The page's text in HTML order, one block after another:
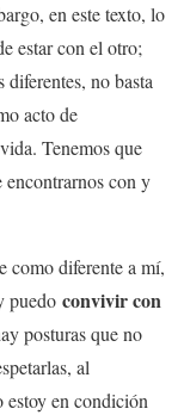
en este texto, lo
estar con el otro;
diferentes, no basta
acto de
Tenemos que
encontrarnos con y
como diferente a mí,
puedo convivir con
posturas que no
al
estoy en condición